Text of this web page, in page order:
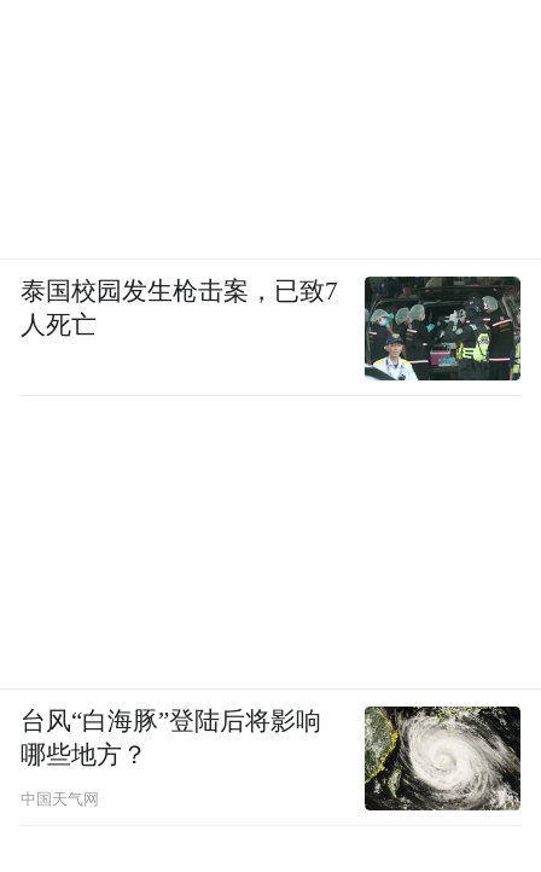
泰国校园发生枪击案，已致7
人死亡
台风“白海豚”登陆后将影响
哪些地方？
中国天气网